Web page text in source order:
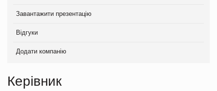
Завантажити презентацію
Відгуки
Додати компанію
Керівник